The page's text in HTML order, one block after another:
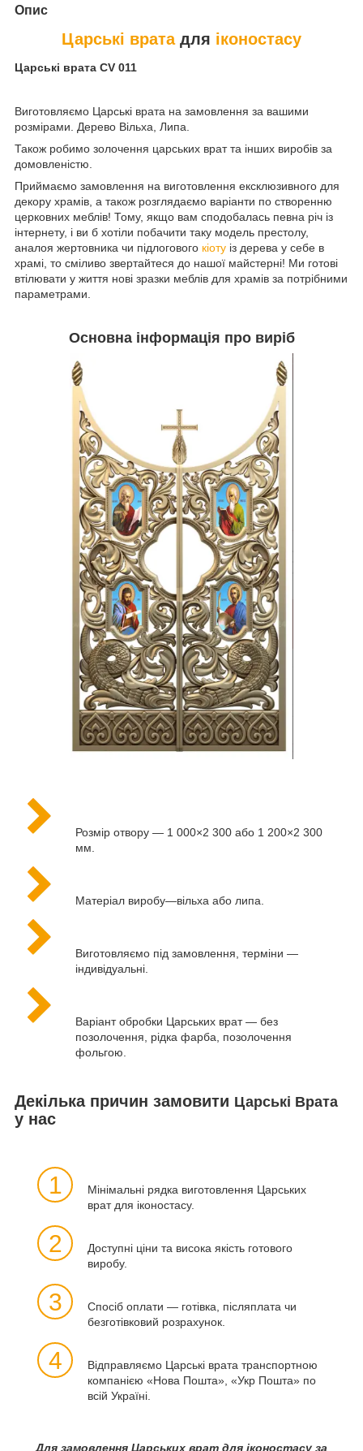
Опис
Царські вратадля іконостасу
Царські врата CV 011
Виготовляємо Царські врата на замовлення за вашими
розмірами. Дерево Вільха, Липа.
Також робимо золочення царських врат та інших виробів за
домовленістю.
Приймаємо замовлення на виготовлення ексклюзивного для
декору храмів, а також розглядаємо варіанти по створенню
церковних меблів! Тому, якщо вам сподобалась певна річ із
інтернету, і ви б хотіли побачити таку модель престолу,
аналоя жертовника чи підлогового кіоту із дерева у себе в
храмі, то сміливо звертайтеся до нашої майстерні! Ми готові
втілювати у життя нові зразки меблів для храмів за потрібними
параметрами.
Основна інформація про виріб
Розмір отвору — 1 000×2 300 або 1 200×2 300
мм.
Матеріал виробу—вільха або липа.
Виготовляємо під замовлення, терміни —
індивідуальні.
Варіант обробки Царських врат — без
позолочення, рідка фарба, позолочення
фольгою.
Декілька причин замовити Царські Врата
у нас
1
Мінімальні рядка виготовлення Царських
врат для іконостасу.
2
Доступні ціни та висока якість готового
виробу.
3
Спосіб оплати — готівка, післяплата чи
безготівковий розрахунок.
4
Відправляємо Царські врата транспортною
компанією «Нова Пошта», «Укр Пошта» по
всій Україні.
Для замовлення Царських врат для іконостасу за